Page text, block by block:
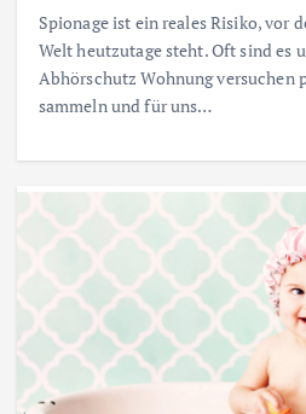
Spionage ist ein reales Risiko, vor
Welt heutzutage steht. Oft sind es
Abhörschutz Wohnung versuchen
sammeln und für uns…